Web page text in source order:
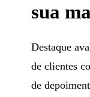
sua
Destaque
de clientes
de